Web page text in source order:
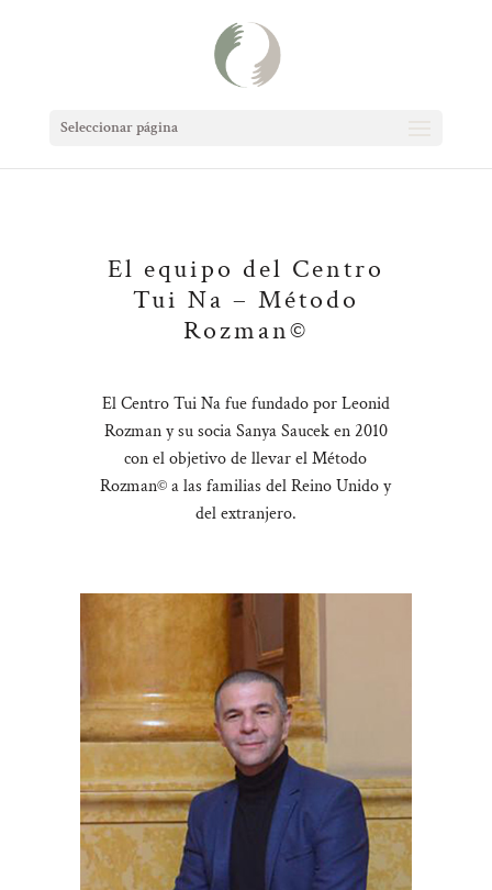
Seleccionar página
El equipo del Centro
Tui Na – Método
Rozman©
El Centro Tui Na fue fundado por Leonid
Rozman y su socia Sanya Saucek en 2010
con el objetivo de llevar el Método
Rozman© a las familias del Reino Unido y
del extranjero.